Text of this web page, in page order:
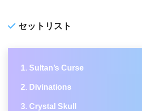
セットリスト
Sultan’s Curse
Divinations
Crystal Skull